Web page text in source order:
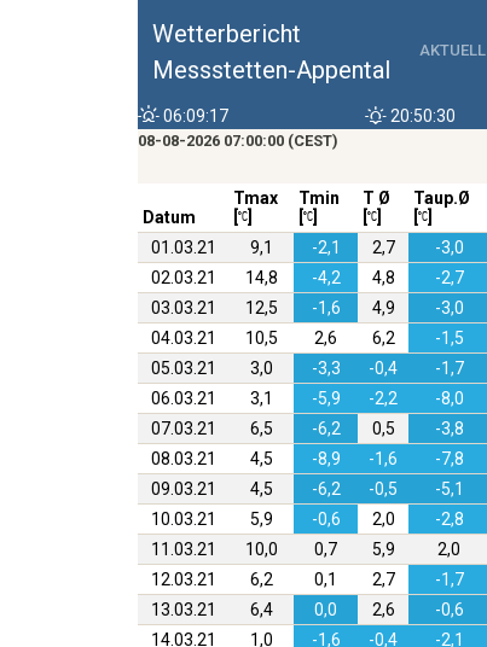
Wetterbericht
Messstetten-Appental
AKTUELL
06:09:17 20:50:30
08-08-2026 07:00:00 (CEST)
Datum
Tmax
Tmin
T Ø
Taup.Ø
01.03.21
9,1 -2,1 2,7 -3,0
02.03.21
14,8 -4,2 4,8 -2,7
03.03.21
12,5 -1,6 4,9 -3,0
04.03.21
10,5 2,6 6,2 -1,5
05.03.21
3,0 -3,3 -0,4 -1,7
06.03.21
3,1 -5,9 -2,2 -8,0
07.03.21
6,5 -6,2 0,5 -3,8
08.03.21
4,5 -8,9 -1,6 -7,8
09.03.21
4,5 -6,2 -0,5 -5,1
10.03.21
5,9 -0,6 2,0 -2,8
11.03.21
10,0 0,7 5,9 2,0
12.03.21
6,2 0,1 2,7 -1,7
13.03.21
6,4 0,0 2,6 -0,6
14.03.21
1,0 -1,6 -0,4 -2,1